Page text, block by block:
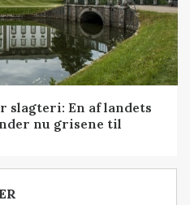
slagteri: En af landets
nu grisene til